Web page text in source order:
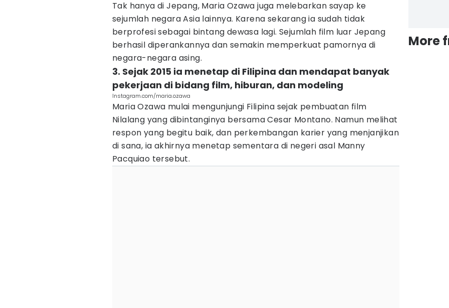
Tak hanya di Jepang, Maria Ozawa juga melebarkan sayap ke
sejumlah negara Asia lainnya. Karena sekarang ia sudah tidak
berprofesi sebagai bintang dewasa lagi. Sejumlah film luar Jepang
berhasil diperankannya dan semakin memperkuat pamornya di
negara-negara asing.
3. Sejak 2015 ia menetap di Filipina dan mendapat banyak
pekerjaan di bidang film, hiburan, dan modeling
Instagram.com/maria.ozawa
Maria Ozawa mulai mengunjungi Filipina sejak pembuatan film
Nilalang yang dibintanginya bersama Cesar Montano. Namun melihat
respon yang begitu baik, dan perkembangan karier yang menjanjikan
di sana, ia akhirnya menetap sementara di negeri asal Manny
Pacquiao tersebut.
More